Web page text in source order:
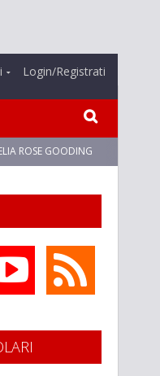
Login/Registrati
ROSE GOODING